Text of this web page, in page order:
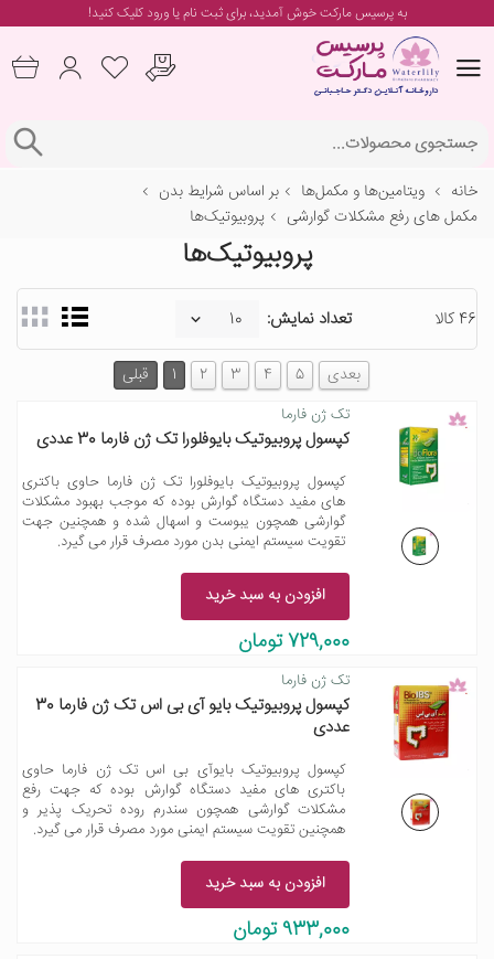
به پرسیس مارکت خوش آمدید، برایثبت نام یا ورودکلیک کنید!
خانه ویتامین‌ها و مکمل‌ها
بر اساس شرایط بدن
مکمل های رفع مشکلات گوارشی
پروبیوتیک‌ها
پروبیوتیک‌ها
46 کالا تعداد نمایش:
قبلی 1 2 3 4 5 بعدی
تک ژن فارما
کپسول پروبیوتیک بایوفلورا تک ژن فارما 30 عددی
کپسول پروبیوتیک بایوفلورا تک ژن فارما حاوی باکتری
های مفید دستگاه گوارش بوده که موجب بهبود مشکلات
گوارشی همچون یبوست و اسهال شده و همچنین جهت
تقویت سیستم ایمنی بدن مورد مصرف قرار می گیرد.
افزودن به سبد خرید
729,000 تومان
تک ژن فارما
کپسول پروبیوتیک بایو آی بی اس تک ژن فارما 30
عددی
کپسول پروبیوتیک بایوآی بی اس تک ژن فارما حاوی
باکتری های مفید دستگاه گوارش بوده که جهت رفع
مشکلات گوارشی همچون سندرم روده تحریک پذیر و
همچنین تقویت سیستم ایمنی مورد مصرف قرار می گیرد.
افزودن به سبد خرید
933,000 تومان